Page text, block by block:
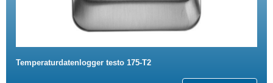
Temperaturdatenlogger testo 175-T2